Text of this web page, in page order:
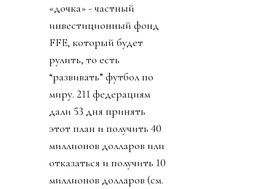
«дочка» - частный
инвестиционный фонд
FFE, который будет
рулить, то есть
“развивать” футбол по
миру. 211 федерациям
дали 53 дня принять
этот план и получить 40
миллионов долларов или
отказаться и получить 10
миллионов долларов (см.